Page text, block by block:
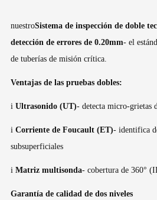
nuestroSistema de inspección de doble
detección de errores de 0.20mm- el
de tuberías de misión crítica.
Ventajas de las pruebas dobles:
i Ultrasonido (UT)- detecta micro-grietas
i Corriente de Foucault (ET)- identifica
subsuperficiales
i Matriz multisonda- cobertura de 360°
Garantía de calidad de dos niveles